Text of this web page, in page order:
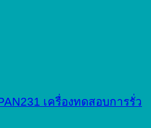
เครื่องทดสอบการรั่ว